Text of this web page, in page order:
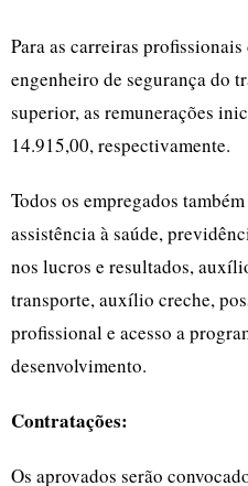
Para as carreiras
engenheiro de segurança do
superior, as remunerações
14.915,00, respectivamente.
Todos os empregados
assistência à saúde,
nos lucros e resultados,
transporte, auxílio creche,
profissional e acesso a
desenvolvimento.
Contratações:
Os aprovados serão